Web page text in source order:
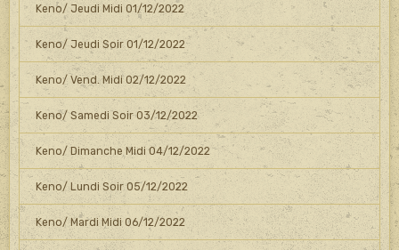
Keno/ Jeudi Midi 01/12/2022
Keno/ Jeudi Soir 01/12/2022
Keno/ Vend. Midi 02/12/2022
Keno/ Samedi Soir 03/12/2022
Keno/ Dimanche Midi 04/12/2022
Keno/ Lundi Soir 05/12/2022
Keno/ Mardi Midi 06/12/2022